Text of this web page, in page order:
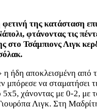
της κατάσταση
φτάνοντας τις
στο Τσάμπιονς Λιγκ
ήδη αποκλεισμένη από
μπόρεσε να σταματήσει
χάνοντας με 0-2, με
Λιγκ. Στη